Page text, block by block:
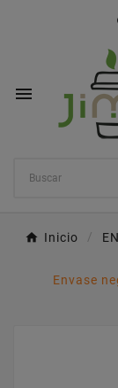

Inicio
Envase